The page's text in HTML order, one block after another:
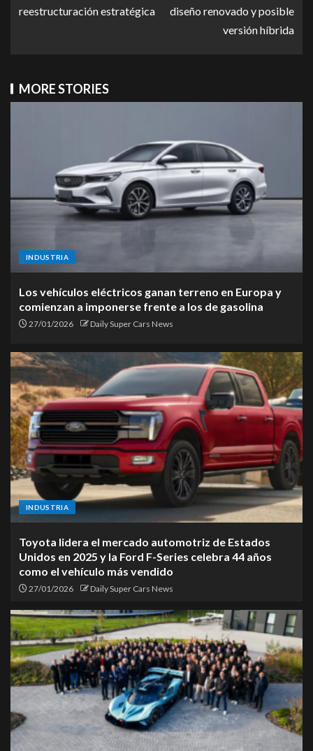
reestructuración estratégica
diseño renovado y posible
versión híbrida
MORE STORIES
INDUSTRIA
Los vehículos eléctricos ganan terreno en Europa y
comienzan a imponerse frente a los de gasolina
27/01/2026 Daily Super Cars News
INDUSTRIA
Toyota lidera el mercado automotriz de Estados
Unidos en 2025 y la Ford F-Series celebra 44 años
como el vehículo más vendido
27/01/2026 Daily Super Cars News